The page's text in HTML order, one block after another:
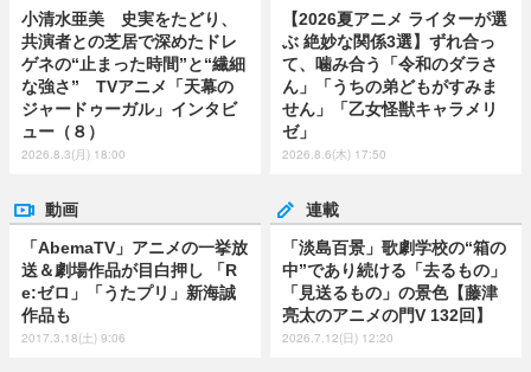
小清水亜美 史実をたどり、
共演者との芝居で深めたドレ
ゲネの“止まった時間”と“繊細
な強さ” TVアニメ「天幕の
ジャードゥーガル」インタビ
ュー（８）
2026.8.3(月) 18:00
【2026夏アニメ ライターが選
ぶ 絶妙な関係3選】ずれ合っ
て、噛み合う「令和のダラさ
ん」「うちの弟どもがすみま
せん」「乙女怪獣キャラメリ
ゼ」
2026.8.6(木) 17:50
動画
「AbemaTV」アニメの一挙放
送＆劇場作品が目白押し 「R
e:ゼロ」「うたプリ」新海誠
作品も
2017.3.18(土) 9:06
連載
「淡島百景」歌劇学校の“箱の
中”であり続ける「去るもの」
「見送るもの」の景色【藤津
亮太のアニメの門V 132回】
2026.7.12(日) 12:20